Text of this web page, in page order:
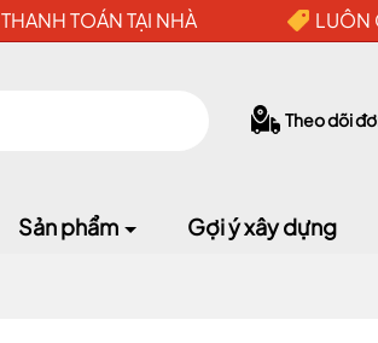
THANH TOÁN TẠI NHÀ LUÔN
Theo dõi
Sản phẩm Gợi ý xây dựng